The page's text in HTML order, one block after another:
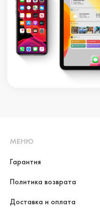
МЕНЮ
Гарантия
Политика возврата
Доставка и оплата